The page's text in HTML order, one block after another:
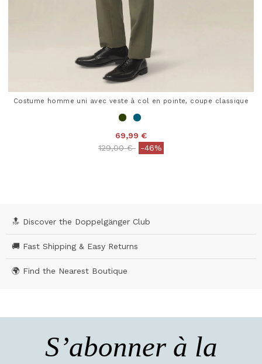
Costume homme uni avec veste à col en pointe, coupe classique
69,99 €
Price reduced from
129,00 €to-46%
🔝 Discover the Doppelgänger Club
🚚 Fast Shipping & Easy Returns
🌍 Find the Nearest Boutique
S’abonner à la